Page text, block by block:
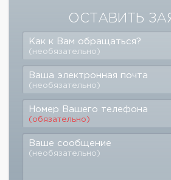
ОСТАВИТЬ
Как к Вам обращаться?
(необязательно)
Ваша электронная почта
(необязательно)
Номер Вашего телефона
(обязательно)
Ваше сообщение
(необязательно)